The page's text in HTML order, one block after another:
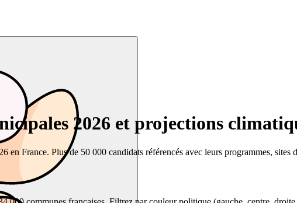
2026 et projections
en France. Plus de 50 000 candidats référencés avec leurs programmes, sites